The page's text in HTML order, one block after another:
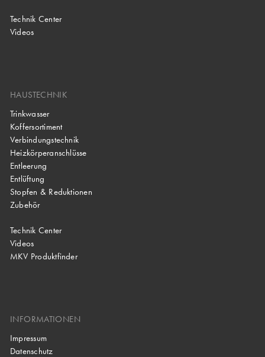
Technik Center
Videos
HAUSTECHNIK
Trinkwasser
Koffersortiment
Verbindungstechnik
Heizkörperanschlüsse
Entleerung
Entlüftung
Stopfen & Reduktionen
Zubehör
Technik Center
Videos
MKV Produktfinder
INFORMATIONEN
Impressum
Datenschutz